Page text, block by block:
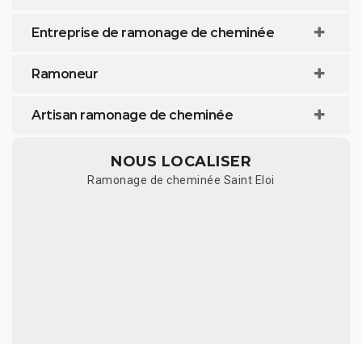
Entreprise de ramonage de cheminée
Ramoneur
Artisan ramonage de cheminée
NOUS LOCALISER
Ramonage de cheminée Saint Eloi